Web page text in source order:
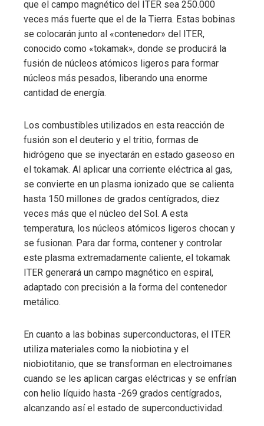
que el campo magnético del ITER sea 250.000
veces más fuerte que el de la Tierra. Estas bobinas
se colocarán junto al «contenedor» del ITER,
conocido como «tokamak», donde se producirá la
fusión de núcleos atómicos ligeros para formar
núcleos más pesados, liberando una enorme
cantidad de energía.
Los combustibles utilizados en esta reacción de
fusión son el deuterio y el tritio, formas de
hidrógeno que se inyectarán en estado gaseoso en
el tokamak. Al aplicar una corriente eléctrica al gas,
se convierte en un plasma ionizado que se calienta
hasta 150 millones de grados centígrados, diez
veces más que el núcleo del Sol. A esta
temperatura, los núcleos atómicos ligeros chocan y
se fusionan. Para dar forma, contener y controlar
este plasma extremadamente caliente, el tokamak
ITER generará un campo magnético en espiral,
adaptado con precisión a la forma del contenedor
metálico.
En cuanto a las bobinas superconductoras, el ITER
utiliza materiales como la niobiotina y el
niobiotitanio, que se transforman en electroimanes
cuando se les aplican cargas eléctricas y se enfrían
con helio líquido hasta -269 grados centígrados,
alcanzando así el estado de superconductividad.